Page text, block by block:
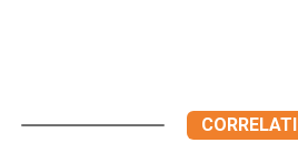
CORRELATI